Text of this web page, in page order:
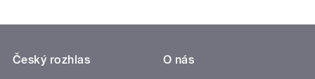
Český rozhlas
O nás